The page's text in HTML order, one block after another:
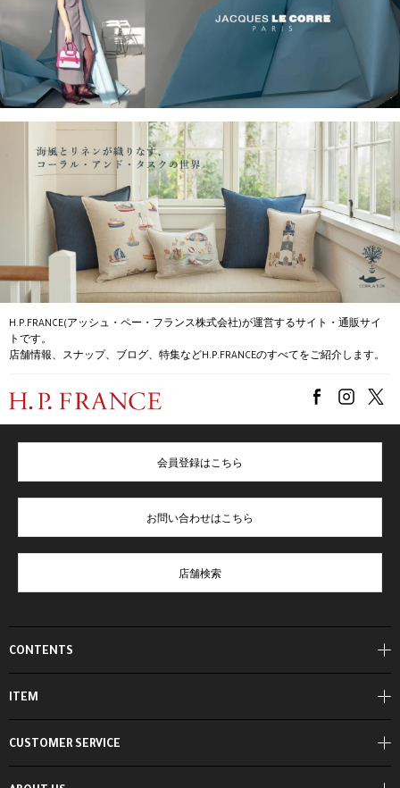
H.P.FRANCE(アッシュ・ペー・フランス株式会社)が運営するサイト・通販サイ
トです。
店舗情報、スナップ、ブログ、特集などH.P.FRANCEのすべてをご紹介します。
CONTENTS
ITEM
会員登録はこちら
お問い合わせはこちら
店舗検索
CUSTOMER SERVICE